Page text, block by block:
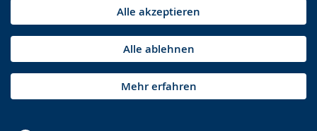
Alle akzeptieren
Alle ablehnen
Mehr erfahren